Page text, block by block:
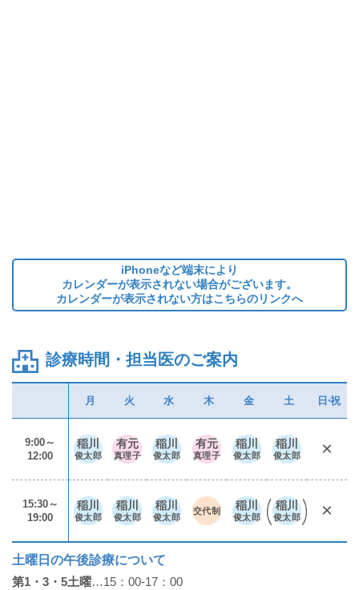
iPhoneなど端末により
カレンダーが表示されない場合がございます。
カレンダーが表示されない方はこちらのリンクへ
診療時間・担当医のご案内
月 火 水 木 金 土 日・祝
9:00～
12:00
稲川
俊太郎
有元
真理子
稲川
俊太郎
有元
真理子
稲川
俊太郎
稲川
俊太郎 ×
15:30～
19:00
稲川
俊太郎
稲川
俊太郎
稲川
俊太郎
交代制 稲川
俊太郎
稲川
俊太郎 ×
土曜日の午後診療について
第1・3・5土曜…15：00-17：00